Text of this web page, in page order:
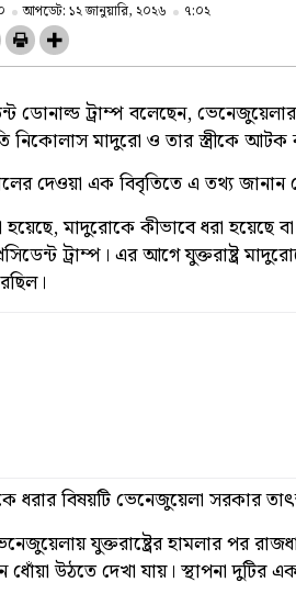
আপডেট: ১২ জানুয়ারি, ২০২৬ ৭:০২
ডোনাল্ড ট্রাম্প বলেছেন,
নিকোলাস মাদুরো ও তার স্ত্রীকে আটক
দেওয়া এক বিবৃতিতে এ তথ্য জানান
হয়েছে, মাদুরোকে কীভাবে ধরা হয়েছে
ট্রাম্প। এর আগে যুক্তরাষ্ট্র
ধরার বিষয়টি ভেনেজুয়েলা সরকার
যুক্তরাষ্ট্রের হামলার পর
উঠতে দেখা যায়। স্থাপনা দুটির